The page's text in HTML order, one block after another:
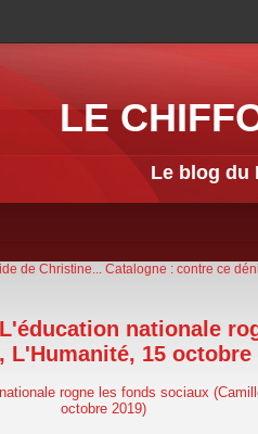
LE
Le blog du
de Christine... Catalogne : contre ce
nationale
L'Humanité, 15 octobre